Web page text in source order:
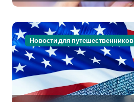
Новости для путешественников